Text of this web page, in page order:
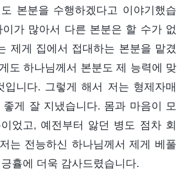
본분을 수행하겠다고 이야기했습
가 많아서 다른 본분은 할 수가 없
제게 집에서 접대하는 본분을 맡겼
도 하나님께서 본분도 제 능력에 맞
입니다. 그렇게 해서 저는 형제자매
게 잘 지냈습니다. 몸과 마음이 모
었고, 예전부터 앓던 병도 점차 회
는 전능하신 하나님께서 제게 베풀
휼에 더욱 감사드렸습니다.